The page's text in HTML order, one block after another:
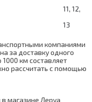
11, 12,
13
компаниями
за доставку одного
км составляет
рассчитать с помощью
магазине Леруа